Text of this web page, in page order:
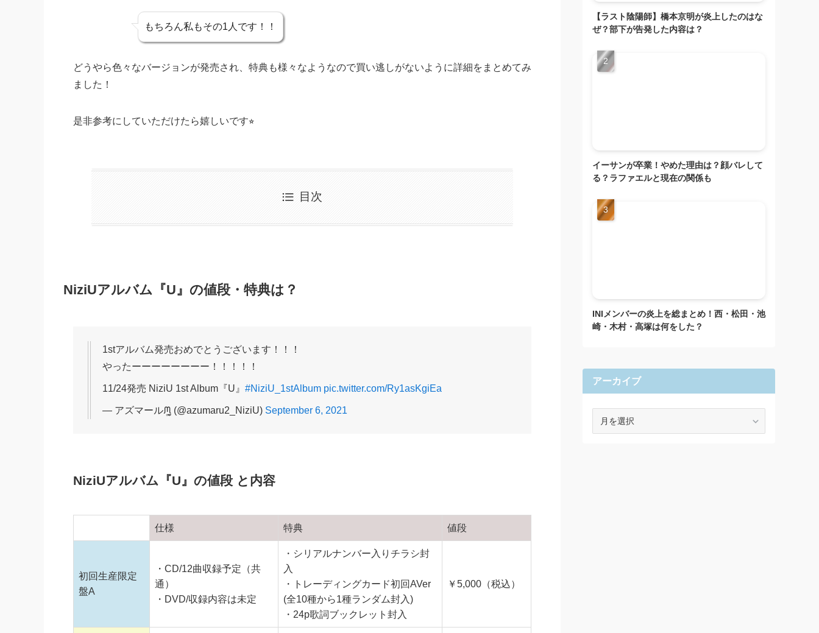
もちろん私もその1人です！！
どうやら色々なバージョンが発売され、特典も様々なようなので買い逃しがないように詳細をまとめてみ
ました！
是非参考にしていただけたら嬉しいです⭐︎
目次
NiziUアルバム『U』の値段・特典は？
1stアルバム発売おめでとうございます！！！
やったーーーーーーーー！！！！！
11/24発売 NiziU 1st Album『U』 #NiziU_1stAlbum pic.twitter.com/Ry1asKgiEa
— アズマールᙏ̤̫͚ (@azumaru2_NiziU) September 6, 2021
NiziUアルバム『U』の値段 と内容
仕様 特典 値段
初回生産限定
盤A
・CD/12曲収録予定（共
通）
・DVD/収録内容は未定
・シリアルナンバー入りチラシ封
入
・トレーディングカード初回AVer
(全10種から1種ランダム封入)
・24p歌詞ブックレット封入
￥5,000（税込）
【ラスト陰陽師】橋本京明が炎上したのはな
ぜ？部下が告発した内容は？
イーサンが卒業！やめた理由は？顔バレして
る？ラファエルと現在の関係も
INIメンバーの炎上を総まとめ！西・松田・池
崎・木村・高塚は何をした？
アーカイブ